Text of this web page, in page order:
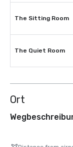
The Sitting Room
The Quiet Room
Ort